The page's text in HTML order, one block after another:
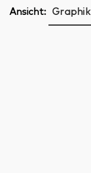
Ansicht: Graphik